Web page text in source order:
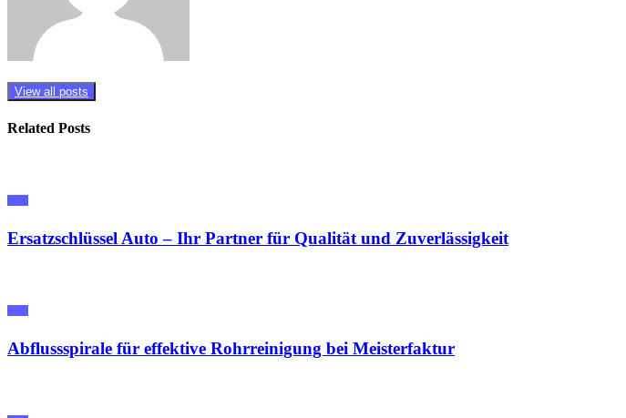
View all posts
Related Posts
Ersatzschlüssel Auto – Ihr Partner für Qualität und Zuverlässigkeit
Abflussspirale für effektive Rohrreinigung bei Meisterfaktur